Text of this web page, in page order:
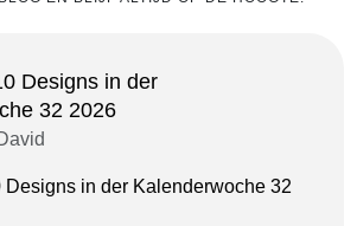
Designs in der
32 2026
Designs in der Kalenderwoche 32